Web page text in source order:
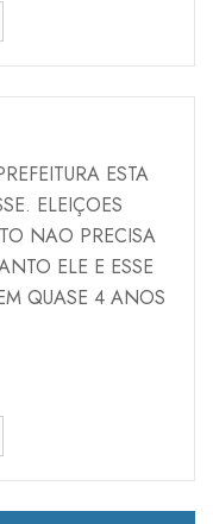
ESTA
ELEIÇOES
NAO PRECISA
ELE E ESSE
QUASE 4 ANOS